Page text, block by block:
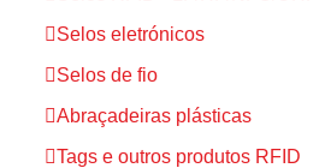
Selos eletrónicos
Selos de fio
Abraçadeiras plásticas
Tags e outros produtos RFID